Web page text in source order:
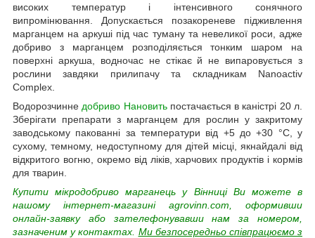
високих температур і інтенсивного сонячного
випромінювання. Допускається позакореневе підживлення
марганцем на аркуші під час туману та невеликої роси, адже
добриво з марганцем розподіляється тонким шаром на
поверхні аркуша, водночас не стікає й не випаровується з
рослини завдяки прилипачу та складникам Nanoactiv
Complex.
Водорозчинне добриво Нановитьпостачається в каністрі 20 л.
Зберігати препарати з марганцем для рослин у закритому
заводському пакованні за температури від +5 до +30 °C, у
сухому, темному, недоступному для дітей місці, якнайдалі від
відкритого вогню, окремо від ліків, харчових продуктів і кормів
для тварин.
Купити мікродобриво марганець у Вінниці Ви можете в
нашому інтернет-магазині agrovinn.com, оформивши
онлайн-заявку або зателефонувавши нам за номером,
зазначеним у контактах. Ми безпосередньо співпрацюємо з